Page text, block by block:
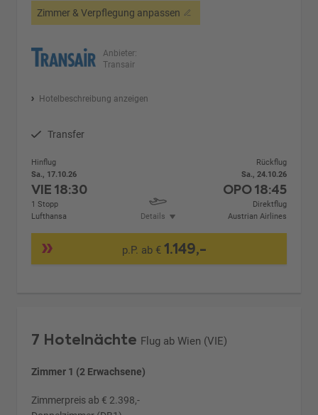
Zimmer & Verpflegung anpassen
Anbieter:
Transair
Hotelbeschreibung anzeigen
Transfer
Hinflug
Sa., 17.10.26
VIE18:30
1 Stopp
Lufthansa
Details
Rückflug
Sa., 24.10.26
OPO18:45
Direktflug
Austrian Airlines
p.P. ab € 1.149,-
7 Hotelnächte Flug ab Wien (VIE)
Zimmer 1 (2 Erwachsene)
Zimmerpreis ab € 2.398,-